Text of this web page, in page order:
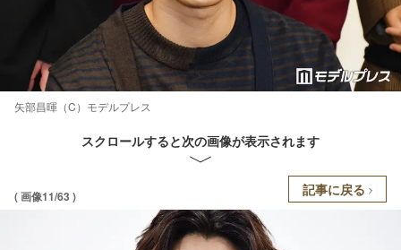
矢部昌暉（C）モデルプレス
スクロールすると次の画像が表示されます
( 画像11/63 ) 記事に戻る